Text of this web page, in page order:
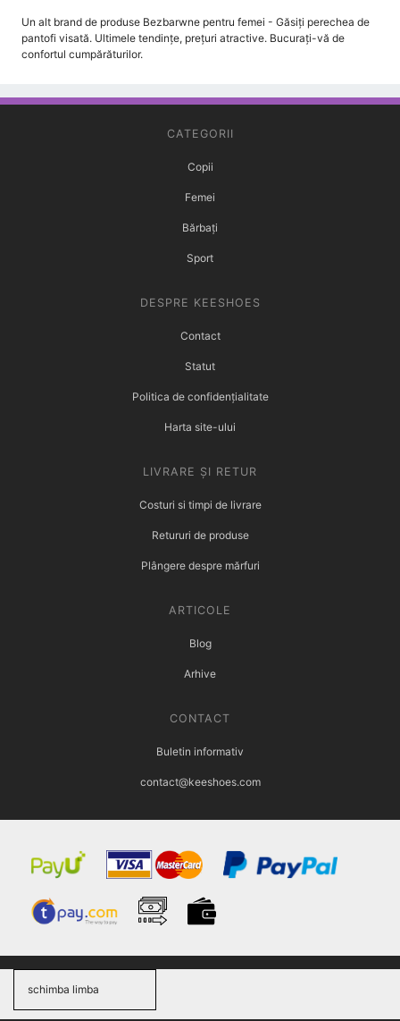
Un alt brand de produse Bezbarwne pentru femei - Găsiți perechea de
pantofi visată. Ultimele tendințe, prețuri atractive. Bucurați-vă de
confortul cumpărăturilor.
CATEGORII
Copii
Femei
Bărbați
Sport
DESPRE KEESHOES
Contact
Statut
Politica de confidențialitate
Harta site-ului
LIVRARE ȘI RETUR
Costuri si timpi de livrare
Retururi de produse
Plângere despre mărfuri
ARTICOLE
Blog
Arhive
CONTACT
Buletin informativ
contact@keeshoes.com
schimba limba